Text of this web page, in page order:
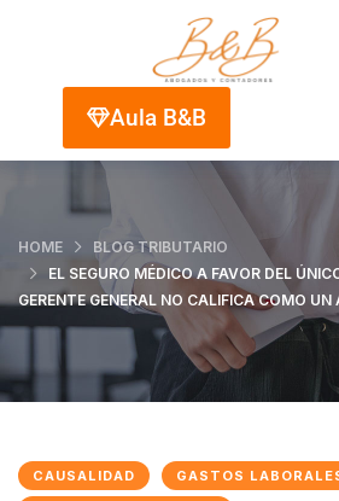
Aula B&B
HOME
BLOG TRIBUTARIO
EL SEGURO MÉDICO A FAVOR DEL
GERENTE GENERAL NO CALIFICA COMO
CAUSALIDAD GASTOS